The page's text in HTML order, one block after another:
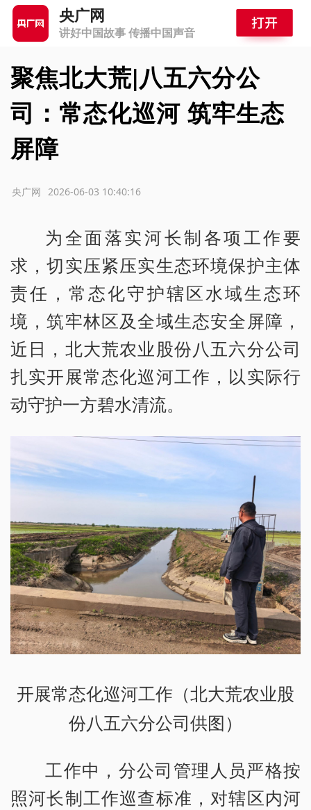
央广网
讲好中国故事 传播中国声音
聚焦北大荒|八五六分公
司：常态化巡河 筑牢生态
屏障
2026-06-03 10:40:16
央广网
为全面落实河长制各项工作要
求，切实压紧压实生态环境保护主体
责任，常态化守护辖区水域生态环
境，筑牢林区及全域生态安全屏障，
近日，北大荒农业股份八五六分公司
扎实开展常态化巡河工作，以实际行
动守护一方碧水清流。
开展常态化巡河工作（北大荒农业股
份八五六分公司供图）
工作中，分公司管理人员严格按
照河长制工作巡查标准，对辖区内河